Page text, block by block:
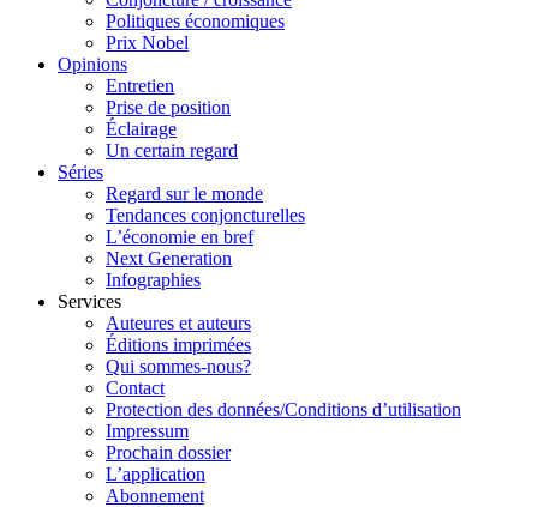
Politiques économiques
Prix Nobel
Opinions
Entretien
Prise de position
Éclairage
Un certain regard
Séries
Regard sur le monde
Tendances conjoncturelles
L’économie en bref
Next Generation
Infographies
Services
Auteures et auteurs
Éditions imprimées
Qui sommes-nous?
Contact
Protection des données/Conditions d’utilisation
Impressum
Prochain dossier
L’application
Abonnement